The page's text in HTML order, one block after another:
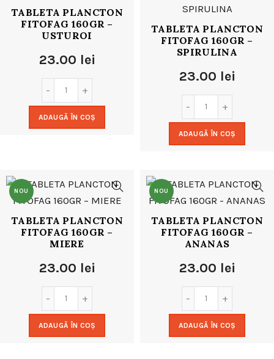
TABLETA PLANCTON
FITOFAG 160GR –
USTUROI
23.00 lei
ADAUGĂ ÎN COȘ
TABLETA PLANCTON
FITOFAG 160GR –
SPIRULINA
23.00 lei
ADAUGĂ ÎN COȘ
NOU
TABLETA PLANCTON
FITOFAG 160GR –
MIERE
23.00 lei
ADAUGĂ ÎN COȘ
NOU
TABLETA PLANCTON
FITOFAG 160GR –
ANANAS
23.00 lei
ADAUGĂ ÎN COȘ